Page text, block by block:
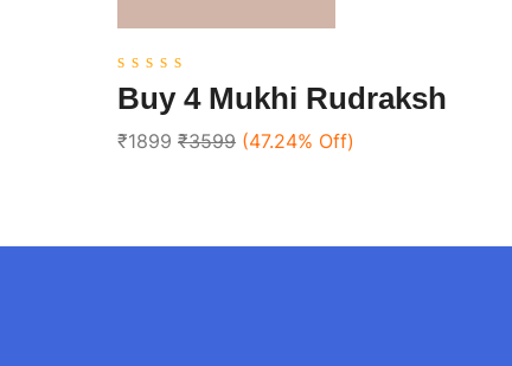
0
out
5
Buy 4 Mukhi Rudraksh
₹1899 ₹3599 (47.24% Off)